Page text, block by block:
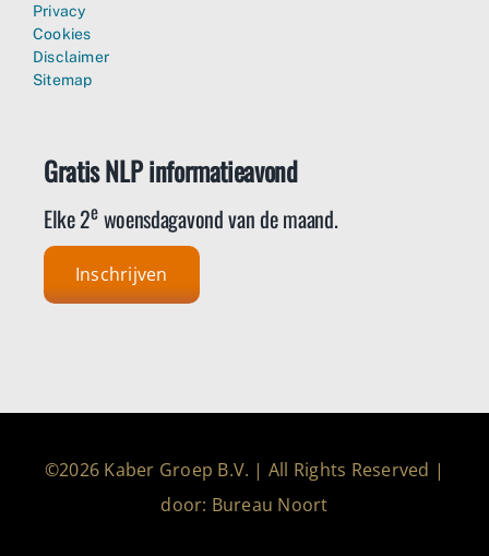
Privacy
Cookies
Disclaimer
Sitemap
Gratis NLP informatieavond
Elke 2ewoensdagavond van de maand.
Inschrijven
©2026 Kaber Groep B.V. | All Rights Reserved |
door: Bureau Noort